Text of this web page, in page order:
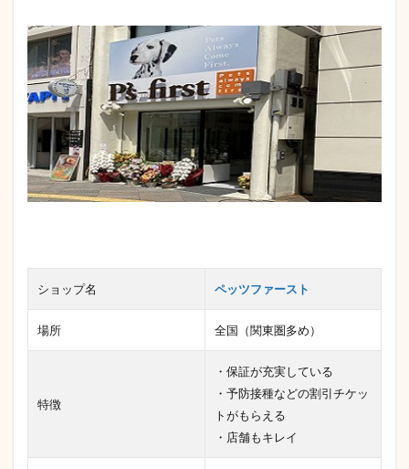
ショップ名 ペッツファースト
場所 全国（関東圏多め）
特徴
・保証が充実している
・予防接種などの割引チケッ
トがもらえる
・店舗もキレイ